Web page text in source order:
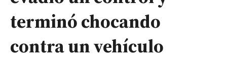
terminó chocando
contra un vehículo